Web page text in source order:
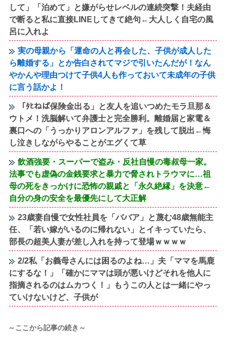
して」「泊めて」と嫌がらせレベルの連続突撃！夫経由
で断ると私に直接LINEしてきて絶句←大人しく自宅の風
呂に入れよ
実の母親から「運命の人と再会した、子供が成人した
ら離婚する」とか告白されてマジで引いたんだが！なん
やかんや理由つけて子供4人も作っておいて未成年の子供
に言う話かよ！
「ﾀﾋねば保険金出る」と友人を追いつめたモラ旦那＆
ウトメ！洗脳解いて弁護士と完全勝利。離婚届と家電＆
裏口への「うっかりアロンアルファ」を残して脱出←悔
し泣きしながらやることがエグくて草
飲酒強要・スーパーで盗み・反社自慢の毒叔母一家。
法事でも虚偽の金銭要求と暴力で脅されトラウマに…祖
母の死をきっかけに恐怖の親戚と「永久絶縁」を決意←
自分の身の安全を最優先にして大正解
23歳妻自慢で女性社員を「ババア」と蔑む48歳無能主
任、「若い嫁がいるのに帰れない」とイキっていたら、
部長の超美人妻が差し入れを持って登場ｗｗｗｗ
2/2私「お義母さんには困るのよね…」夫「ママを馬鹿
にするな！」「確かにママは頭が悪いけどそれを他人に
指摘されるのはムカつく！」もうこの人とは一緒にやっ
ていけないけど、子供が
～ここから記事の続き～